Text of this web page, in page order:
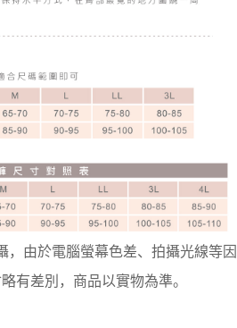
，由於電腦螢幕色差、拍攝光線等因
有差別，商品以實物為準。